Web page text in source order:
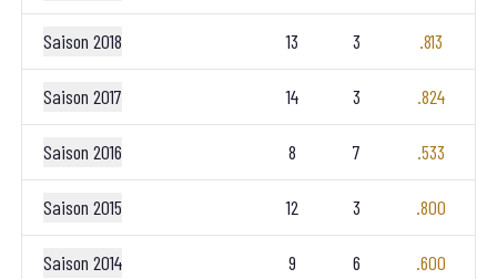
Saison 2018 13 3 .813
Saison 2017 14 3 .824
Saison 2016 8 7 .533
Saison 2015 12 3 .800
Saison 2014 9 6 .600